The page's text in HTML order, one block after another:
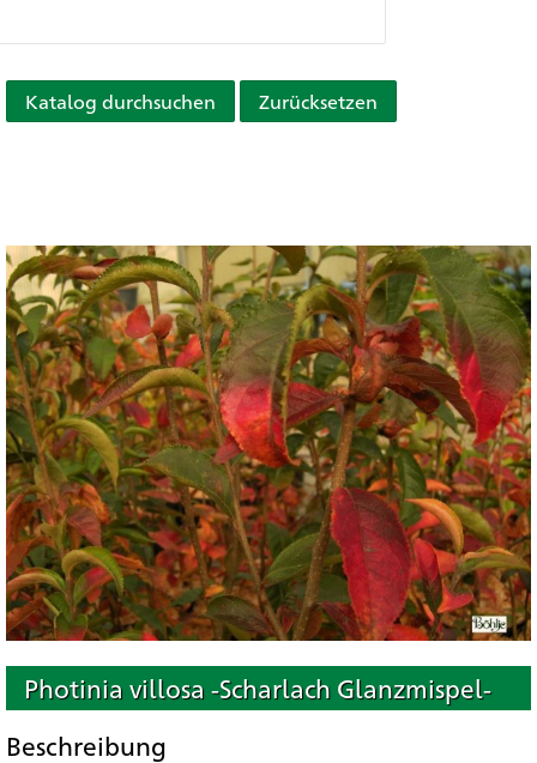
Katalog durchsuchen Zurücksetzen
Photinia villosa -Scharlach Glanzmispel-
Beschreibung